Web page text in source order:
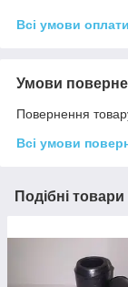
Всі умови оплати
Умови
Повернення
Всі умови
Подібні товари